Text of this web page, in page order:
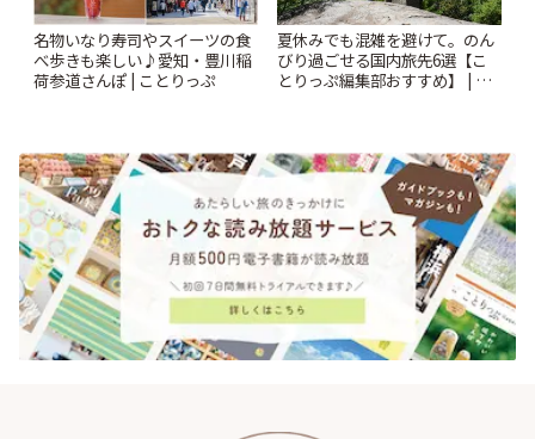
名物いなり寿司やスイーツの食
べ歩きも楽しい♪愛知・豊川稲
荷参道さんぽ | ことりっぷ
夏休みでも混雑を避けて。のん
びり過ごせる国内旅先6選【こ
とりっぷ編集部おすすめ】 | こ